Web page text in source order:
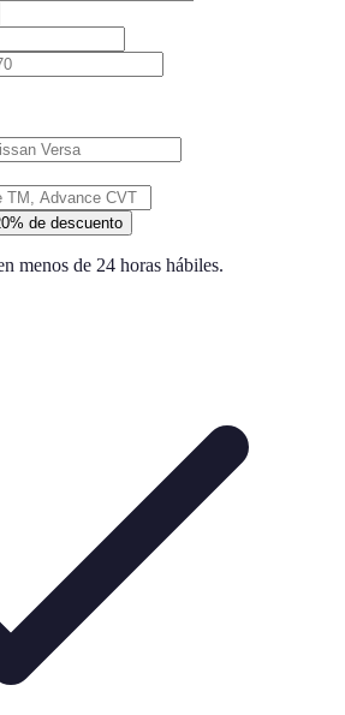
de descuento
menos de 24 horas hábiles.